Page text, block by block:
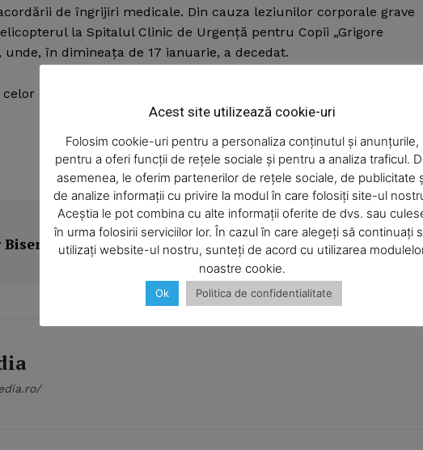
de îngrijiri medicale. Din cauza leziunilor corporale grave
la Spitalul Clinic de Urgenţă pentru Copii „Grigore
în dimineaţa de 17 ianuarie, a decedat.
doi minori, sub aspectul săvârşirii infracţiunilor de ucidere şi
Bisericii
Articolul următor
Compania Apa Serv mai aproape de
cetăţeni
Acest site utilizează cookie-uri
Folosim cookie-uri pentru a personaliza conținutul și anunțurile,
pentru a oferi funcții de rețele sociale și pentru a analiza traficul.
asemenea, le oferim partenerilor de rețele sociale, de publicitate
de analize informații cu privire la modul în care folosiți site-ul
Aceștia le pot combina cu alte informații oferite de dvs. sau
în urma folosirii serviciilor lor. În cazul în care alegeți să continuați
utilizați website-ul nostru, sunteți de acord cu utilizarea
noastre cookie.
Ok Politica de confidentialitate